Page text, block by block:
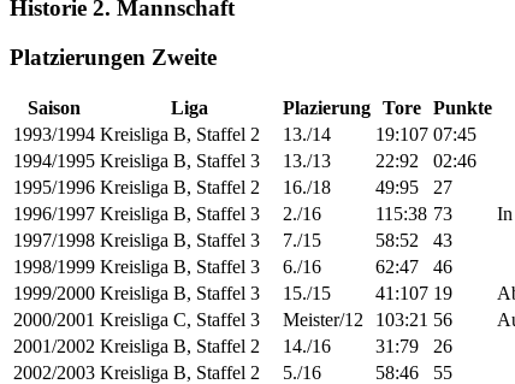
Historie 2. Mannschaft
Platzierungen Zweite
Saison Liga Plazierung Tore Punkte
1993/1994 Kreisliga B, Staffel 2 13./14 19:107 07:45
1994/1995 Kreisliga B, Staffel 3 13./13 22:92
02:46
1995/1996 Kreisliga B, Staffel 2 16./18 49:95
27
1996/1997 Kreisliga B, Staffel 3 2./16 115:38 73
In
1997/1998 Kreisliga B, Staffel 3 7./15 58:52
43
1998/1999 Kreisliga B, Staffel 3 6./16 62:47
46
1999/2000 Kreisliga B, Staffel 3 15./15 41:107 19
2000/2001 Kreisliga C, Staffel 3 Meister/12 103:21 56
2001/2002 Kreisliga B, Staffel 2 14./16 31:79
26
2002/2003 Kreisliga B, Staffel 2 5./16 58:46
55